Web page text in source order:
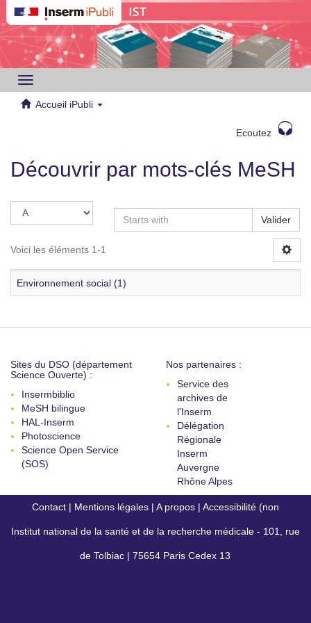
Toggle
navigation
Accueil iPubli
Ecoutez
Découvrir par mots-clés MeSH
Valider
Voici les éléments 1-1
Environnement social (1)
Sites du DSO (département
Science Ouverte) :
Insermbiblio
MeSH bilingue
HAL-Inserm
Photoscience
Science Open Service
(SOS)
Nos partenaires :
Service des
archives de
l'Inserm
Délégation
Régionale
Inserm
Auvergne
Rhône Alpes
Contact | Mentions légales | A propos | Accessibilité (non
conforme)
Institut national de la santé et de la recherche médicale - 101, rue
de Tolbiac | 75654 Paris Cedex 13